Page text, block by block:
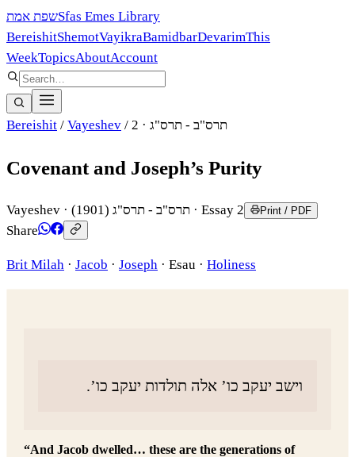
שפת אמתSfas Emes Library
BereishitShemotVayikraBamidbarDevarimThis
WeekTopicsAboutAccount
Bereishit / Vayeshev / תרס"ב - תרס"ג · 2
Covenant and Joseph’s Purity
Vayeshev · תרס"ב - תרס"ג (1901) · Essay 2 Print / PDF
Share
Brit Milah · Jacob · Joseph · Esau · Holiness
וישב יעקב כו’ אלה תולדות יעקב כו’.
“And Jacob dwelled… these are the generations of